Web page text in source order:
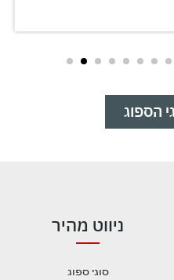
הספוג
ניווט מהיר
סוגי ספוג